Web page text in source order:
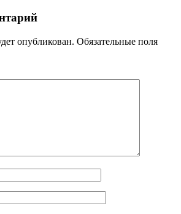
опубликован. Обязательные поля